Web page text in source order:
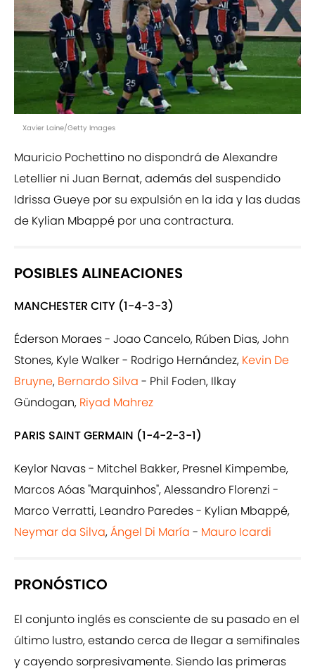
Xavier Laine/Getty Images
Mauricio Pochettino no dispondrá de Alexandre
Letellier ni Juan Bernat, además del suspendido
Idrissa Gueye por su expulsión en la ida y las dudas
de Kylian Mbappé por una contractura.
POSIBLES ALINEACIONES
MANCHESTER CITY (1-4-3-3)
Éderson Moraes - Joao Cancelo, Rúben Dias, John
Stones, Kyle Walker - Rodrigo Hernández, Kevin De
Bruyne, Bernardo Silva - Phil Foden, Ilkay
Gündogan, Riyad Mahrez
PARIS SAINT GERMAIN (1-4-2-3-1)
Keylor Navas - Mitchel Bakker, Presnel Kimpembe,
Marcos Aóas "Marquinhos", Alessandro Florenzi -
Marco Verratti, Leandro Paredes - Kylian Mbappé,
Neymar da Silva,Ángel Di María - Mauro Icardi
PRONÓSTICO
El conjunto inglés es consciente de su pasado en el
último lustro, estando cerca de llegar a semifinales
y cayendo sorpresivamente. Siendo las primeras